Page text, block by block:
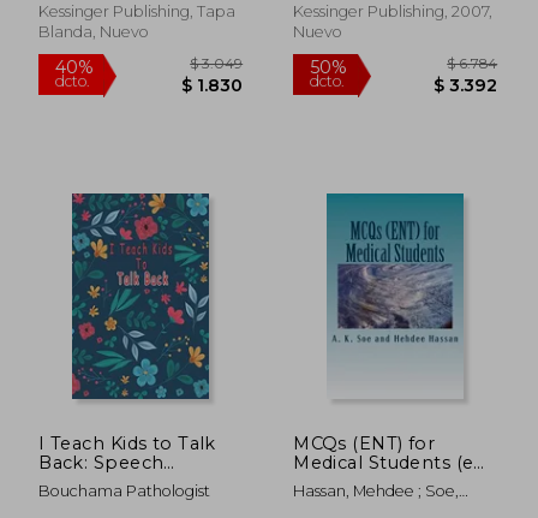
Kessinger Publishing, Tapa
Blanda, Nuevo
Kessinger Publishing, 2007,
Nuevo
I Teach Kids to Talk
Back: Speech
Language
Pathologist, Gift for
Bouchama Pathologist
MCQs (ENT) for
Medical Students (en
Inglés)
Hassan, Mehdee ; Soe,